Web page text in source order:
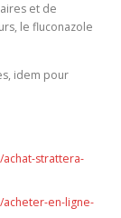
et de
le fluconazole
idem pour
strattera-
en-ligne-